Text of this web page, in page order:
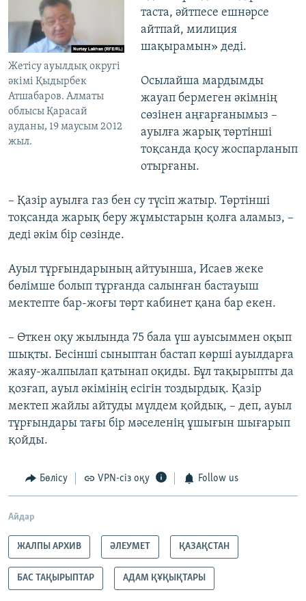
Жетісу ауылдық округі
әкімі Қыдырбек
Атшабаров. Алматы
облысы Қарасай
ауданы, 19 маусым 2012
жыл.
таста, әйтпесе ешнәрсе
айтпай, милиция
шақырамын» деді.
Осылайша мардымды
жауап бермеген әкімнің
сөзінен аңғарғанымыз –
ауылға жарық төртінші
тоқсанда қосу жоспарланып
отырғаны.
– Қазір ауылға газ бен су түсіп жатыр. Төртінші
тоқсанда жарық беру жұмыстарын қолға аламыз, –
деді әкім бір сөзінде.
Ауыл тұрғындарының айтуынша, Исаев жеке
бөлімше болып тұрғанда салынған бастауыш
мектепте бар-жоғы төрт кабинет қана бар екен.
– Өткен оқу жылында 75 бала үш ауысыммен оқып
шықты. Бесінші сыныптан бастап көрші ауылдарға
жаяу-жалпылап қатынап оқиды. Бұл тақырыпты да
қозғап, ауыл әкімінің есігін тоздырдық. Қазір
мектеп жайлы айтуды мүлдем қойдық, – деп, ауыл
тұрғындары тағы бір мәселенің ұшығын шығарып
қойды.
Бөлісу VPN-сіз оқу Follow us
Айдар
ЖАЛПЫ АРХИВ ӘЛЕУМЕТ ҚАЗАҚСТАН
БАС ТАҚЫРЫПТАР АДАМ ҚҰҚЫҚТАРЫ